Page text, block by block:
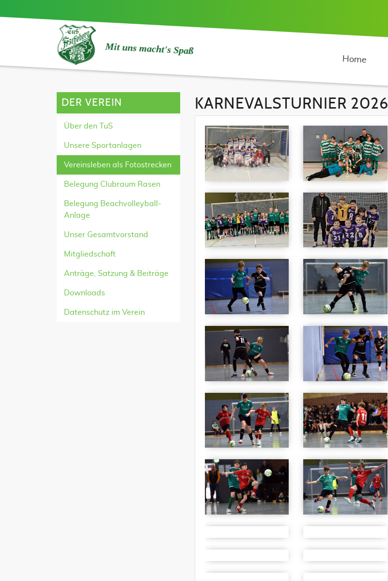
Mit uns macht's Spaß
Home
KARNEVALSTURNIER 2026
DER VEREIN
Über den TuS
Unsere Sportanlagen
Vereinsleben als Fotostrecken
Belegung Clubraum Rasen
Belegung Beachvolleyball-
Anlage
Unser Gesamtvorstand
Mitgliedschaft
Anträge, Satzung & Beiträge
Downloads
Datenschutz im Verein